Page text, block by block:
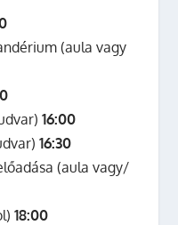
(aula vagy
16:00
16:30
(aula vagy/
18:00